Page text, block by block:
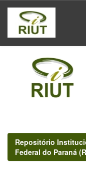
Skip
navigation
Repositório
Federal do Paraná